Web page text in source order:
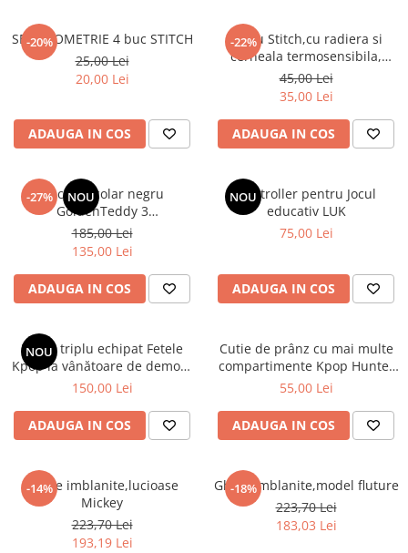
-20%
SET GEOMETRIE 4 buc STITCH
25,00 Lei
20,00 Lei
ADAUGA IN COS
-22%
Stilou Stitch,cu radiera si
cerneala termosensibila,
pastel
45,00 Lei
35,00 Lei
ADAUGA IN COS
-27% NOU
Rucsac școlar negru
GoldenTeddy 3
compartimente Astra
185,00 Lei
135,00 Lei
ADAUGA IN COS
NOU
Controller pentru Jocul
educativ LUK
75,00 Lei
ADAUGA IN COS
NOU
Penar triplu echipat Fetele
Kpop la vânătoare de demoni
Energy
150,00 Lei
ADAUGA IN COS
Cutie de prânz cu mai multe
compartimente Kpop Hunter
XL
55,00 Lei
ADAUGA IN COS
-14%
Ghete imblanite,lucioase
Mickey
223,70 Lei
193,19 Lei
-18%
Ghete imblanite,model fluture
223,70 Lei
183,03 Lei